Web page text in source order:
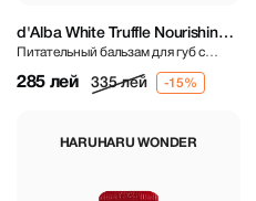
d'Alba White Truffle Nourishing
Serum Lip Balm 3.6 g
Питательный бальзам для губ с
экстрактом белого трюфеля
285 лей 335 лей
HARUHARU WONDER